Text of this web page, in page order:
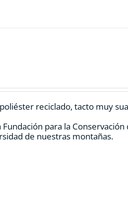
reciclado, tacto muy
para la
de nuestras montañas.